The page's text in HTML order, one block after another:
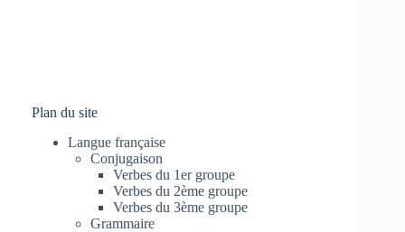
Plan du site
Langue française
Conjugaison
Verbes du 1er groupe
Verbes du 2ème groupe
Verbes du 3ème groupe
Grammaire